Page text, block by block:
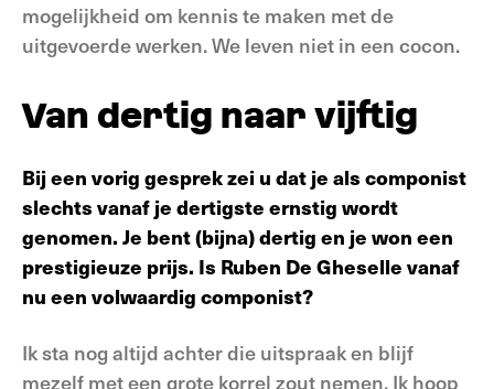
mogelijkheid om kennis te maken met de
uitgevoerde werken. We leven niet in een cocon.
Van dertig naar vijftig
Bij een vorig gesprek zei u dat je als componist
slechts vanaf je dertigste ernstig wordt
genomen. Je bent (bijna) dertig en je won een
prestigieuze prijs. Is Ruben De Gheselle vanaf
nu een volwaardig componist?
Ik sta nog altijd achter die uitspraak en blijf
mezelf met een grote korrel zout nemen. Ik hoop